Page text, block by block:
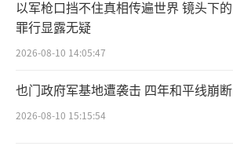
以军枪口挡不住真相传遍世界 镜头下的
罪行显露无疑
2026-08-10 14:05:47
也门政府军基地遭袭击 四年和平线崩断
2026-08-10 15:15:54